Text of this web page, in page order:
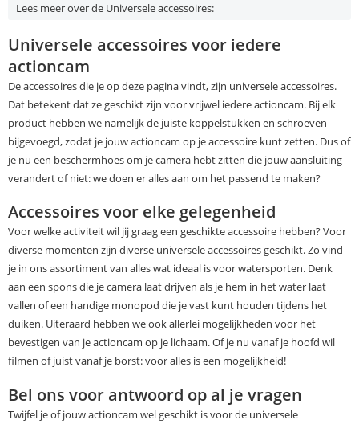
Lees meer over de Universele accessoires:
Universele accessoires voor iedere
actioncam
De accessoires die je op deze pagina vindt, zijn universele accessoires.
Dat betekent dat ze geschikt zijn voor vrijwel iedere actioncam. Bij elk
product hebben we namelijk de juiste koppelstukken en schroeven
bijgevoegd, zodat je jouw actioncam op je accessoire kunt zetten. Dus of
je nu een beschermhoes om je camera hebt zitten die jouw aansluiting
verandert of niet: we doen er alles aan om het passend te maken?
Accessoires voor elke gelegenheid
Voor welke activiteit wil jij graag een geschikte accessoire hebben? Voor
diverse momenten zijn diverse universele accessoires geschikt. Zo vind
je in ons assortiment van alles wat ideaal is voor watersporten. Denk
aan een spons die je camera laat drijven als je hem in het water laat
vallen of een handige monopod die je vast kunt houden tijdens het
duiken. Uiteraard hebben we ook allerlei mogelijkheden voor het
bevestigen van je actioncam op je lichaam. Of je nu vanaf je hoofd wil
filmen of juist vanaf je borst: voor alles is een mogelijkheid!
Bel ons voor antwoord op al je vragen
Twijfel je of jouw actioncam wel geschikt is voor de universele